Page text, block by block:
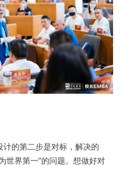
计的第二步是对标，解决的
世界第一”的问题。想做好对